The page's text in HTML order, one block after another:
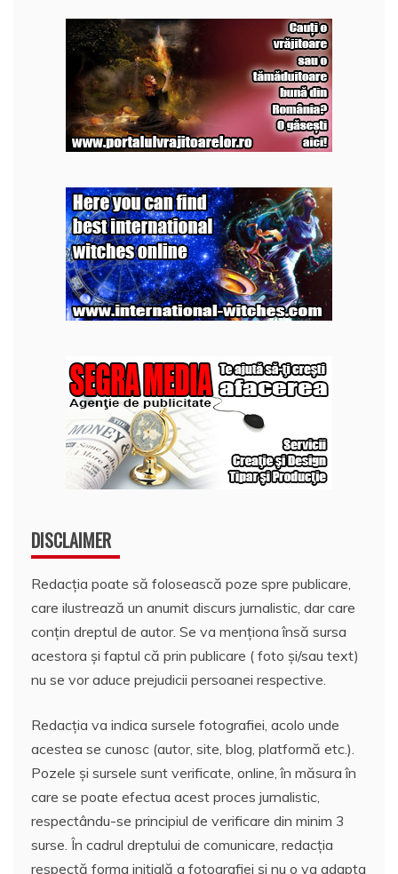
DISCLAIMER
Redacția poate să folosească poze spre publicare,
care ilustrează un anumit discurs jurnalistic, dar care
conțin dreptul de autor. Se va menționa însă sursa
acestora și faptul că prin publicare ( foto și/sau text)
nu se vor aduce prejudicii persoanei respective.
Redacția va indica sursele fotografiei, acolo unde
acestea se cunosc (autor, site, blog, platformă etc.).
Pozele și sursele sunt verificate, online, în măsura în
care se poate efectua acest proces jurnalistic,
respectându-se principiul de verificare din minim 3
surse. În cadrul dreptului de comunicare, redacția
respectă forma inițială a fotografiei și nu o va adapta